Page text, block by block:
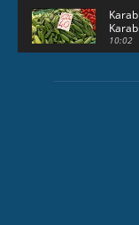
10:02